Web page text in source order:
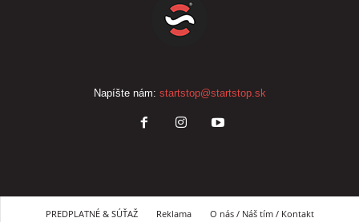
Napíšte nám: startstop@startstop.sk
PREDPLATNÉ & SÚŤAŽ Reklama O nás / Náš tím / Kontakt